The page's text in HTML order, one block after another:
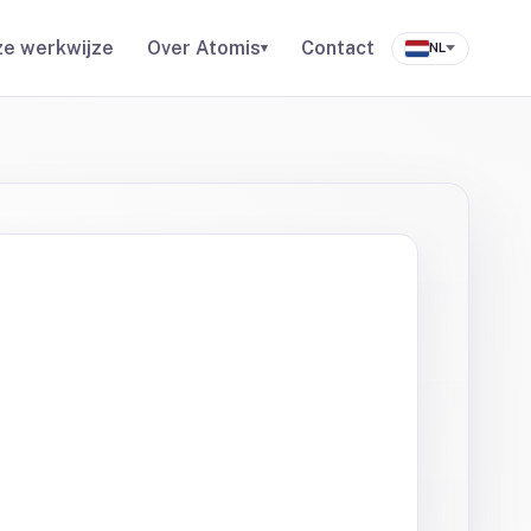
werkwijze Over Atomis▾ Contact NL